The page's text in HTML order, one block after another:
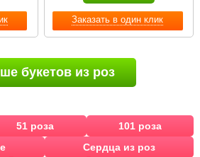
Заказать в один клик
букетов из роз
51 роза
101 роза
Сердца из роз